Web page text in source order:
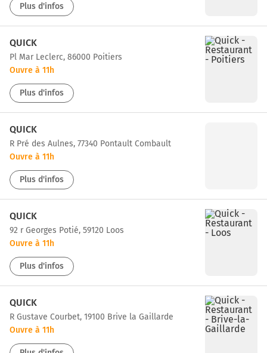
Plus d'infos
QUICK
pl Mar Leclerc, 86000 Poitiers
Ouvre à 11h
Plus d'infos
QUICK
r Pré des Aulnes, 77340 Pontault Combault
Ouvre à 11h
Plus d'infos
QUICK
92 r Georges Potié, 59120 Loos
Ouvre à 11h
Plus d'infos
QUICK
r Gustave Courbet, 19100 Brive la Gaillarde
Ouvre à 11h